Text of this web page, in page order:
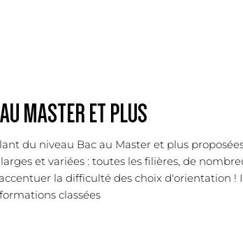
MASTER ET PLUS
du niveau Bac au Master et plus
et variées : toutes les filières, de
la difficulté des choix d'orientation !
classées